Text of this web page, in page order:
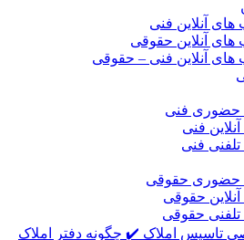
آنلاین فنی
آنلاین حقوقی
آنلاین فنی – حقوقی
حضوری فنی
فنی
فنی
حضوری حقوقی
حقوقی
حقوقی
تاسیس املاک ✔️ چگونه دفتر املاک